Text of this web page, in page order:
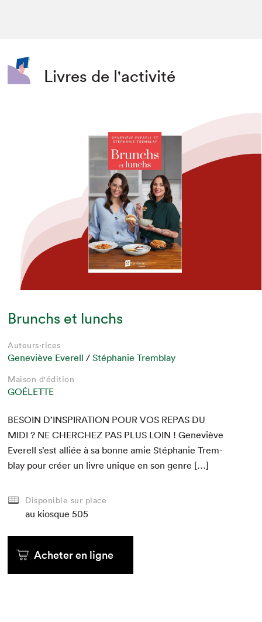
Livres de l'activité
Brunchs et lunchs
Auteurs·rices
Geneviève Everell /Stéphanie Tremblay
Maison d'édition
GOÉLETTE
BESOIN D’INSPIRATION POUR VOS REPAS DU
MIDI ? NE CHERCHEZ PAS PLUS LOIN ! Geneviève
Everell s’est alliée à sa bonne amie Stéphanie Trem­
blay pour créer un livre unique en son genre […]
Disponible sur place
au kiosque 505
Acheter en ligne